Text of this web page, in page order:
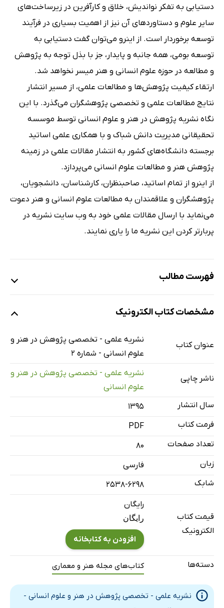
دستیابی به تفکر نواندیش، خلاق و کارآفرین در زیرساخت‌های
سایر علوم و دستاوردهای آن نیز از اهمیت بسیاری در فرآیند
توسعه برخوردار است. از اینرو می‌توان گفت دستیابی به
توسعه بومی، همه جانبه و پایدار، جز با بذل توجه به پژوهش
و مطالعه در حوزه علوم انسانی و هنر میسر نخواهد شد.
ارتقاء کیفیت پژوهش‌ها و مطالعات علمی، از مسیر انتشار
نتایج مطالعات علمی و تخصصی پژوهشگران می‌گذرد. با این
نگاه نشریه پژوهش در هنر و علوم انسانی توسط موسسه
تحقیقانی مدیریت دانش شباک و با همکاری علمی اساتید
برجسته دانشگاه‌های کشور به انتشار مقالات علمی در زمینه
پژوهش هنر و مطالعات علوم انسانی می‌پردازد.
از اینرو از تمام اساتید، صاحبنظران، کارشناسان، دانشجویان،
پژوهشگران و علاقمندان به مطالعات علوم انسانی و هنر دعوت
می‌نماید با ارسال مقالات علمی خود به وب سایت نشریه در
پربارتر کردن این نشریه ما را یاری نمایند.
فهرست مطالب
تاملی در مفهوم زیست پذیری؛ شناخت، سنجش و رویکردها
هرمنوتیک و حقیقت در رساله‌ی "ایون" افلاطون
جغرافیای سیاسی جمهوری آذربایجان و تاثیر آن بر منافع ملی
سیاست جنایی اسلام در قبال جرایم زیست محیطی
شهرها: ارایه یک مدلی تحلیلی
مشخصات کتاب الکترونیک
عنوان کتاب
نشریه علمی - تخصصی پژوهش در هنر و
علوم انسانی - شماره 2
ناشر چاپی
نشریه علمی - تخصصی پژوهش در هنر و
علوم انسانی
سال انتشار
۱۳۹۵
فرمت کتاب
PDF
تعداد صفحات
80
زبان
فارسی
شابک
2538-6298
قیمت کتاب
الکترونیک
رایگان
رایگان
افزودن به کتابخانه
دسته‌ها کتاب‌های مجله هنر و معماری
نشریه علمی - تخصصی پژوهش در هنر و علوم انسانی -